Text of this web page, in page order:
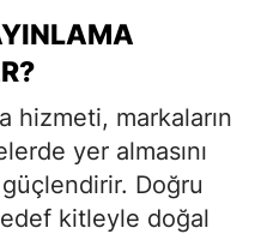
hizmeti, markaların
yer almasını
Doğru
kitleyle doğal